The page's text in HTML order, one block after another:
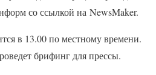
со ссылкой на NewsMaker.
в 13.00 по местному времени.
брифинг для прессы.